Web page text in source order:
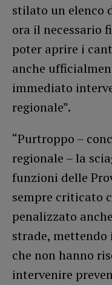
stilato un elenco
ora il necessario
poter aprire i
anche
immediato
regionale”.
“Purtroppo –
regionale – la
funzioni delle
sempre criticato
penalizzato
strade,
che non hanno
intervenire